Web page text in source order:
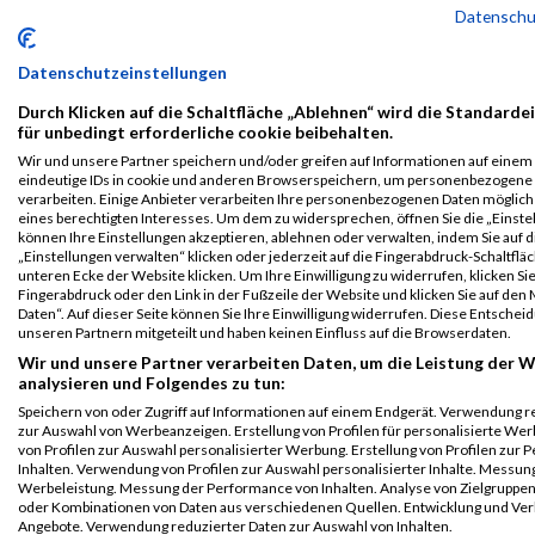
GPos = Geschlechter Position, KPos = Kategorie Position, TPos =
Team Position, DNS = Did not start, DNF = Did not finish, DQ =
© MaxFun Sports GmbH
Mediadaten
Datenschutzeinstellungen
Durch Klicken auf die Schaltfläche „Ablehnen“ wird die
für unbedingt erforderliche cookie beibehalten.
Wir und unsere Partner speichern und/oder greifen auf Informationen auf einem
eindeutige IDs in cookie und anderen Browserspeichern, um personenbezogene
verarbeiten. Einige Anbieter verarbeiten Ihre personenbezogenen Daten
eines berechtigten Interesses. Um dem zu widersprechen, öffnen Sie die
können Ihre Einstellungen akzeptieren, ablehnen oder verwalten, indem Sie auf
„Einstellungen verwalten“ klicken oder jederzeit auf die Fingerabdruck-
unteren Ecke der Website klicken. Um Ihre Einwilligung zu widerrufen, klicken
Fingerabdruck oder den Link in der Fußzeile der Website und klicken Sie auf den
Daten“. Auf dieser Seite können Sie Ihre Einwilligung widerrufen. Diese
unseren Partnern mitgeteilt und haben keinen Einfluss auf die Browserdaten.
Wir und unsere Partner verarbeiten Daten, um die Leistung der
analysieren und Folgendes zu tun:
Speichern von oder Zugriff auf Informationen auf einem Endgerät. Verwendung
zur Auswahl von Werbeanzeigen. Erstellung von Profilen für personalisierte
von Profilen zur Auswahl personalisierter Werbung. Erstellung von Profilen zur
Inhalten. Verwendung von Profilen zur Auswahl personalisierter Inhalte.
Werbeleistung. Messung der Performance von Inhalten. Analyse von
oder Kombinationen von Daten aus verschiedenen Quellen. Entwicklung und
Angebote. Verwendung reduzierter Daten zur Auswahl von Inhalten.